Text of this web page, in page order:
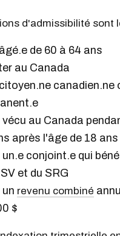
d'admissibilité sont
de 60 à 64 ans
au Canada
canadien.ne
vécu au Canada
après l'âge de 18 ans
un.e conjoint.e qui
et du SRG
revenu combiné
$